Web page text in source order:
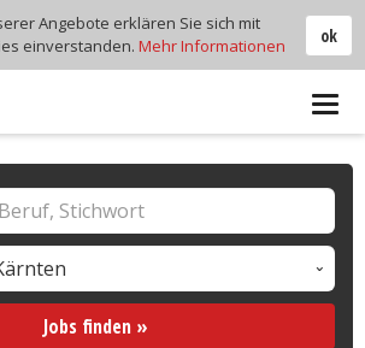
Jobs finden »
ok
Angebote erklären Sie sich mit
einverstanden. Mehr Informationen